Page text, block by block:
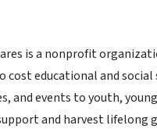
is a nonprofit
cost educational and
and events to youth,
and harvest lifelong